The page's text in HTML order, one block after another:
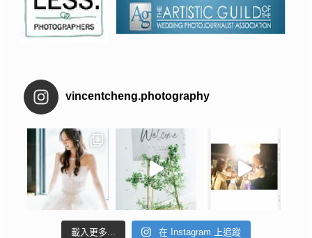
vincentcheng.photography
載入更多... 在 Instagram 上追蹤